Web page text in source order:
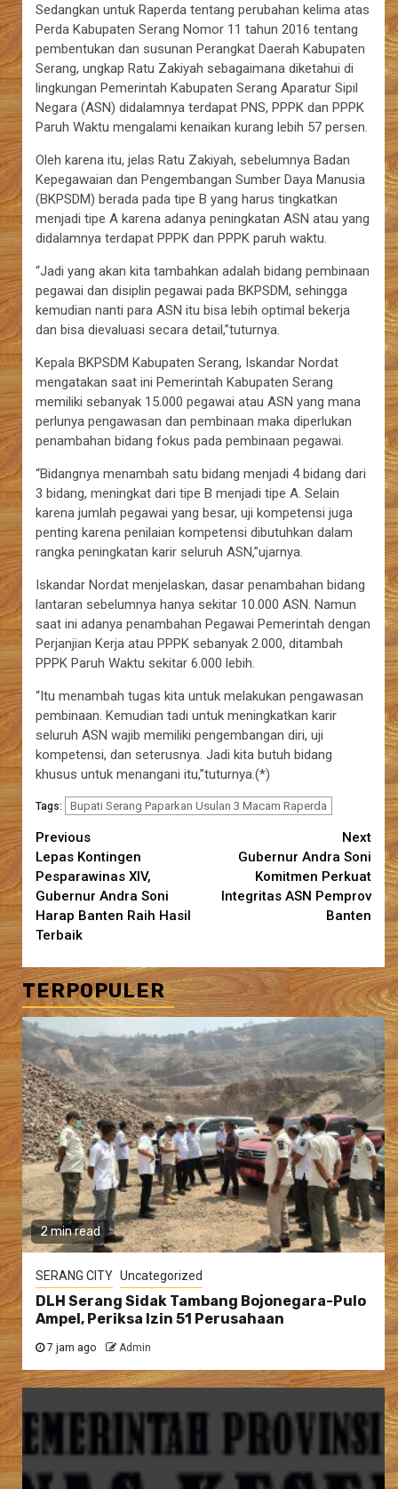
Sedangkan untuk Raperda tentang perubahan kelima atas
Perda Kabupaten Serang Nomor 11 tahun 2016 tentang
pembentukan dan susunan Perangkat Daerah Kabupaten
Serang, ungkap Ratu Zakiyah sebagaimana diketahui di
lingkungan Pemerintah Kabupaten Serang Aparatur Sipil
Negara (ASN) didalamnya terdapat PNS, PPPK dan PPPK
Paruh Waktu mengalami kenaikan kurang lebih 57 persen.
Oleh karena itu, jelas Ratu Zakiyah, sebelumnya Badan
Kepegawaian dan Pengembangan Sumber Daya Manusia
(BKPSDM) berada pada tipe B yang harus tingkatkan
menjadi tipe A karena adanya peningkatan ASN atau yang
didalamnya terdapat PPPK dan PPPK paruh waktu.
“Jadi yang akan kita tambahkan adalah bidang pembinaan
pegawai dan disiplin pegawai pada BKPSDM, sehingga
kemudian nanti para ASN itu bisa lebih optimal bekerja
dan bisa dievaluasi secara detail,”tuturnya.
Kepala BKPSDM Kabupaten Serang, Iskandar Nordat
mengatakan saat ini Pemerintah Kabupaten Serang
memiliki sebanyak 15.000 pegawai atau ASN yang mana
perlunya pengawasan dan pembinaan maka diperlukan
penambahan bidang fokus pada pembinaan pegawai.
“Bidangnya menambah satu bidang menjadi 4 bidang dari
3 bidang, meningkat dari tipe B menjadi tipe A. Selain
karena jumlah pegawai yang besar, uji kompetensi juga
penting karena penilaian kompetensi dibutuhkan dalam
rangka peningkatan karir seluruh ASN,”ujarnya.
Iskandar Nordat menjelaskan, dasar penambahan bidang
lantaran sebelumnya hanya sekitar 10.000 ASN. Namun
saat ini adanya penambahan Pegawai Pemerintah dengan
Perjanjian Kerja atau PPPK sebanyak 2.000, ditambah
PPPK Paruh Waktu sekitar 6.000 lebih.
“Itu menambah tugas kita untuk melakukan pengawasan
pembinaan. Kemudian tadi untuk meningkatkan karir
seluruh ASN wajib memiliki pengembangan diri, uji
kompetensi, dan seterusnya. Jadi kita butuh bidang
khusus untuk menangani itu,”tuturnya.(*)
Tags: Bupati Serang Paparkan Usulan 3 Macam Raperda
Continue
Reading
Previous
Lepas Kontingen
Pesparawinas XIV,
Gubernur Andra Soni
Harap Banten Raih Hasil
Terbaik
Next
Gubernur Andra Soni
Komitmen Perkuat
Integritas ASN Pemprov
Banten
TERPOPULER
2 min read
SERANG CITY Uncategorized
DLH Serang Sidak Tambang Bojonegara-Pulo
Ampel, Periksa Izin 51 Perusahaan
7 jam ago Admin